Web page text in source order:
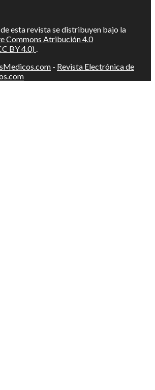
esta revista se distribuyen bajo la
Commons Atribución 4.0
BY 4.0) .
- Revista Electrónica de